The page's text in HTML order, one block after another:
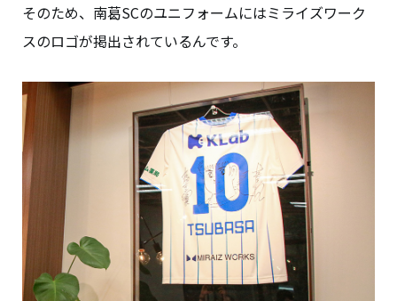
そのため、南葛SCのユニフォームにはミライズワーク
スのロゴが掲出されているんです。